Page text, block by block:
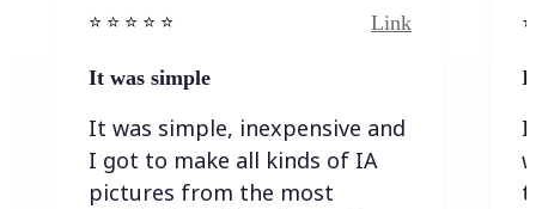
⭐️ ⭐️ ⭐️ ⭐ ⭐️ Link
It was simple
It was simple, inexpensive and
I got to make all kinds of IA
pictures from the most
I
I